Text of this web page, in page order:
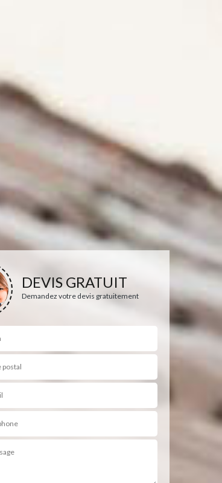
DEVIS GRATUIT
Demandez votre devis gratuitement